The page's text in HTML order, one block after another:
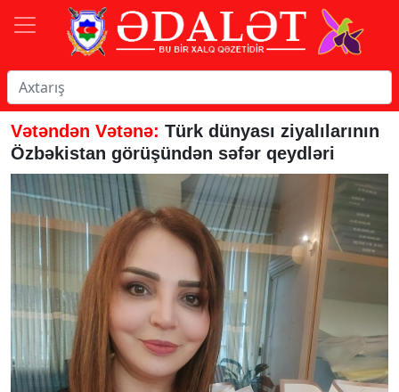
Vətəndən Vətənə: Türk dünyası ziyalılarının
Özbəkistan görüşündən səfər qeydləri